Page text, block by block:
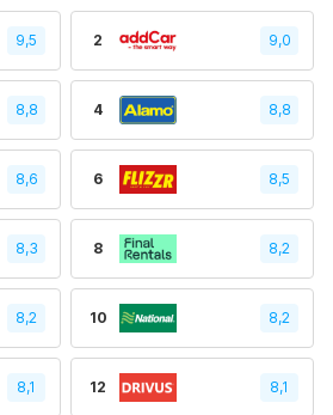
9,5 2 9,0
8,8 4 8,8
8,6 6 8,5
8,3 8 8,2
8,2 10 8,2
8,1 12 8,1